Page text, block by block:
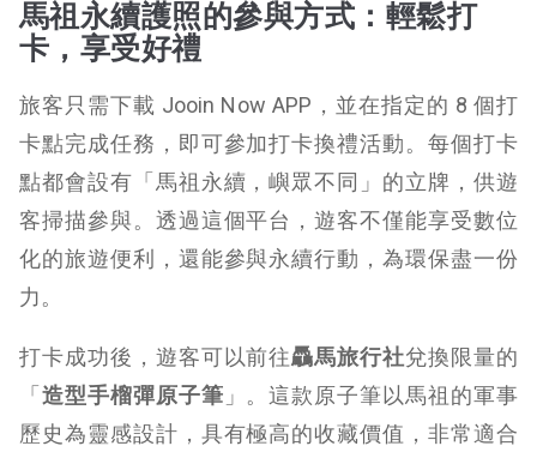
馬祖永續護照的參與方式：輕鬆打
卡，享受好禮
旅客只需下載 Jooin Now APP，並在指定的 8 個打
卡點完成任務，即可參加打卡換禮活動。每個打卡
點都會設有「馬祖永續，嶼眾不同」的立牌，供遊
客掃描參與。透過這個平台，遊客不僅能享受數位
化的旅遊便利，還能參與永續行動，為環保盡一份
力。
打卡成功後，遊客可以前往驫馬旅行社兌換限量的
「 造型手榴彈原子筆 」。這款原子筆以馬祖的軍事
歷史為靈感設計，具有極高的收藏價值，非常適合